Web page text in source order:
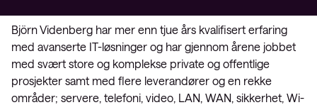
Björn Videnberg har mer enn tjue års kvalifisert erfaring
med avanserte IT-løsninger og har gjennom årene jobbet
med svært store og komplekse private og offentlige
prosjekter samt med flere leverandører og en rekke
områder; servere, telefoni, video, LAN, WAN, sikkerhet, Wi-